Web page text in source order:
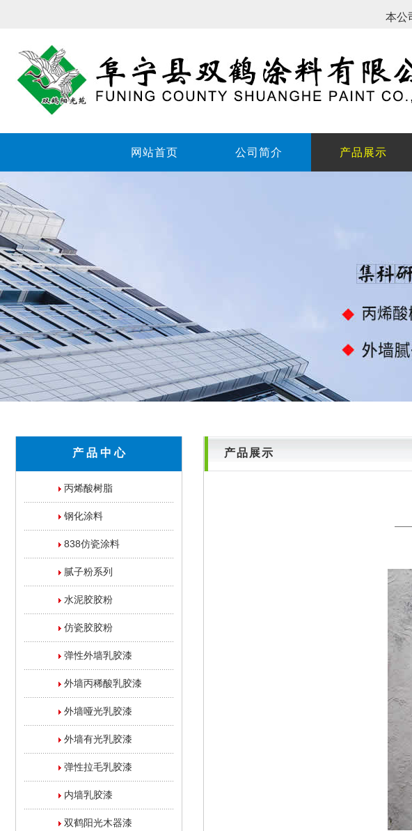
本公
网站首页 公司简介 产品展示
产 品 中 心
丙烯酸树脂
钢化涂料
838仿瓷涂料
腻子粉系列
水泥胶胶粉
仿瓷胶胶粉
弹性外墙乳胶漆
外墙丙稀酸乳胶漆
外墙哑光乳胶漆
外墙有光乳胶漆
弹性拉毛乳胶漆
内墙乳胶漆
双鹤阳光木器漆
产品展示